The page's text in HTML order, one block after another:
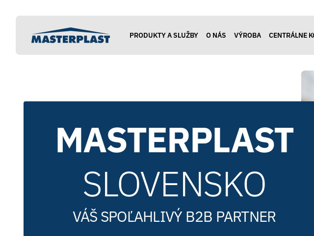
masterplastsrl.sk
PRODUKTY A SLUŽBY O NÁS VÝROBA CENTRÁLNE
CENTRÁLNE KONTAKTY
MASTERPLAST
SLOVENSKO
VÁŠ SPOĽAHLIVÝ B2B PARTNER